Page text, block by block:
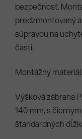
bezpečnosť.
predzmontovaný
súpravou na
časti.
Montážny
Výšková zábrana
140 mm, s
štandardných